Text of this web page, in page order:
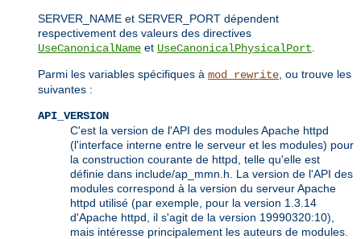
SERVER_NAME et SERVER_PORT dépendent
respectivement des valeurs des directives
UseCanonicalName et UseCanonicalPhysicalPort
Parmi les variables spécifiques à mod_rewrite , ou trouve les
suivantes :
API_VERSION
C'est la version de l'API des modules Apache httpd
(l'interface interne entre le serveur et les modules) pour
la construction courante de httpd, telle qu'elle est
définie dans include/ap_mmn.h. La version de l'API des
modules correspond à la version du serveur Apache
httpd utilisé (par exemple, pour la version 1.3.14
d'Apache httpd, il s'agit de la version 19990320:10),
mais intéresse principalement les auteurs de modules.